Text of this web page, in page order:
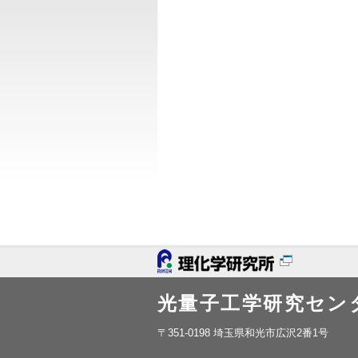
光量子工学研究セン
〒351-0198 埼玉県和光市広沢2番1号